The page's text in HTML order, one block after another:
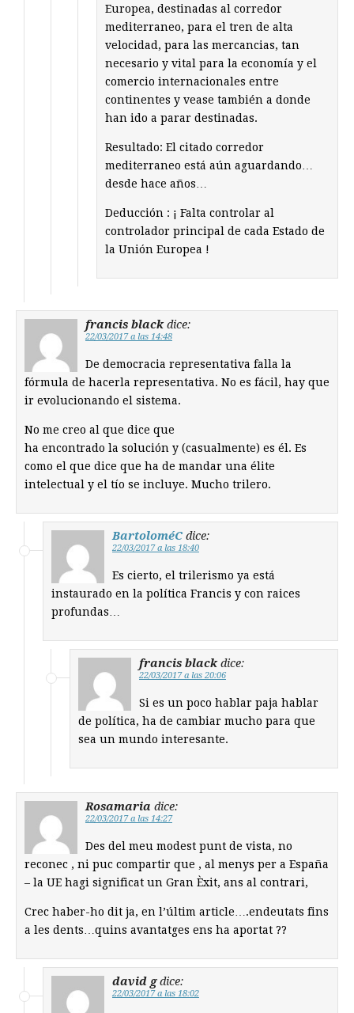
Europea, destinadas al corredor
mediterraneo, para el tren de alta
velocidad, para las mercancias, tan
necesario y vital para la economía y el
comercio internacionales entre
continentes y vease también a donde
han ido a parar destinadas.
Resultado: El citado corredor
mediterraneo está aún aguardando…
desde hace años…
Deducción : ¡ Falta controlar al
controlador principal de cada Estado de
la Unión Europea !
francis black dice:
22/03/2017 a las 14:48
De democracia representativa falla la
fórmula de hacerla representativa. No es fácil, hay que
ir evolucionando el sistema.
No me creo al que dice que
ha encontrado la solución y (casualmente) es él. Es
como el que dice que ha de mandar una élite
intelectual y el tío se incluye. Mucho trilero.
BartoloméC dice:
22/03/2017 a las 18:40
Es cierto, el trilerismo ya está
instaurado en la política Francis y con raices
profundas…
francis black dice:
22/03/2017 a las 20:06
Si es un poco hablar paja hablar
de política, ha de cambiar mucho para que
sea un mundo interesante.
Rosamaria dice:
22/03/2017 a las 14:27
Des del meu modest punt de vista, no
reconec , ni puc compartir que , al menys per a España
– la UE hagi significat un Gran Èxit, ans al contrari,
Crec haber-ho dit ja, en l’últim article….endeutats fins
a les dents…quins avantatges ens ha aportat ??
david g dice:
22/03/2017 a las 18:02